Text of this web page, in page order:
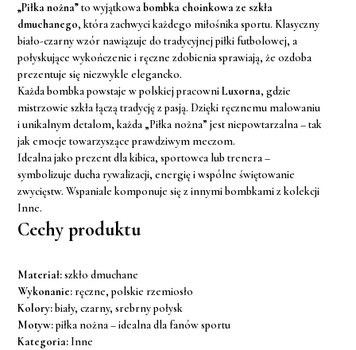
„Piłka nożna”to wyjątkowabombka choinkowa ze szkła
dmuchanego, która zachwyci każdego miłośnika sportu. Klasyczny
biało-czarny wzór nawiązuje do tradycyjnej piłki futbolowej, a
połyskujące wykończenie i ręczne zdobienia sprawiają, że ozdoba
prezentuje się niezwykle elegancko.
Każda bombka powstaje w polskiej pracowniLuxorna, gdzie
mistrzowie szkła łączą tradycję z pasją. Dzięki ręcznemu malowaniu
i unikalnym detalom, każda „Piłka nożna” jest niepowtarzalna – tak
jak emocje towarzyszące prawdziwym meczom.
Idealna jako prezent dla kibica, sportowca lub trenera –
symbolizuje ducha rywalizacji, energię i wspólne świętowanie
zwycięstw. Wspaniale komponuje się z innymi bombkami z kolekcji
Inne.
Cechy produktu
Materiał:szkło dmuchane
Wykonanie: ręczne, polskie rzemiosło
Kolory:biały, czarny, srebrny połysk
Motyw:piłka nożna – idealna dla fanów sportu
Kategoria: Inne